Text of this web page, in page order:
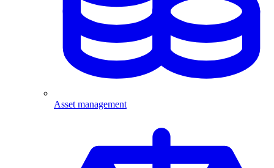
Asset management